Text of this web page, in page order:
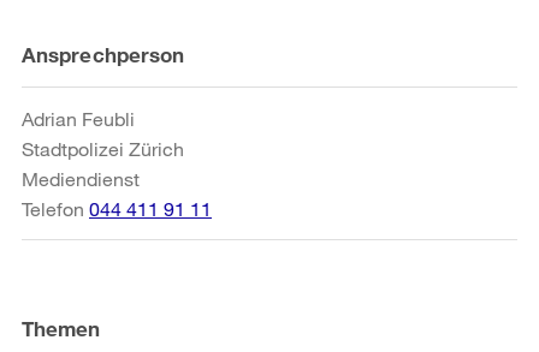
Weitere
Informationen
Ansprechperson
Adrian Feubli
Stadtpolizei Zürich
Mediendienst
Telefon 044 411 91 11
Themen